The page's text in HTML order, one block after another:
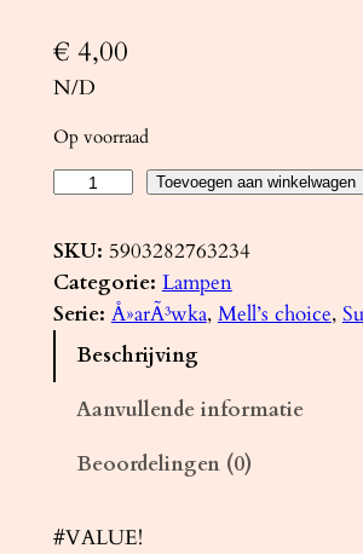
€ 4,00
N/D
Op voorraad
D
-
l
0
Toevoegen aan winkelwagen
SKU: 5903282763234
Categorie: Lampen
Serie: Å»arÃ³wka, Mell’s choice,
Beschrijving
Aanvullende informatie
Beoordelingen (0)
#VALUE!